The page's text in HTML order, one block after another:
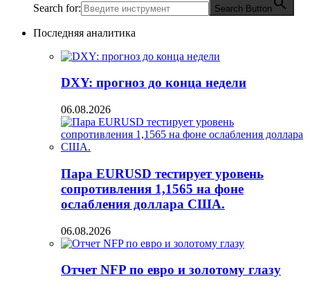
Search for: Search Button
Последняя аналитика
DXY: прогноз до конца недели
06.08.2026
Пара EURUSD тестирует уровень
сопротивления 1,1565 на фоне
ослабления доллара США.
06.08.2026
Отчет NFP по евро и золотому глазу